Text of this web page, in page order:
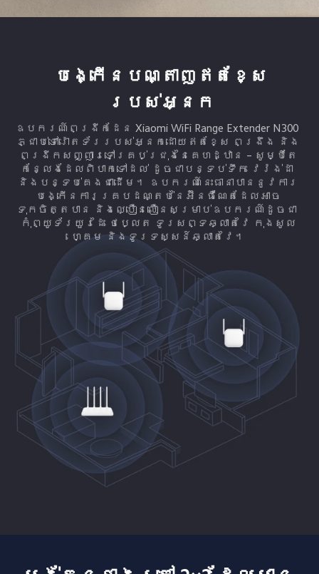
បង្កើនបណ្តាញឥតខ្សែ
របស់អ្នក
ឧបករណ៍ពង្រីកដែន Xiaomi WiFi Range Extender N300
ភ្ជាប់ទៅរ៉ោតទ័ររបស់អ្នកដោយឥតខ្សែ ពង្រឹង និង​
ពង្រីកសញ្ញារទៅគ្រប់ជ្រុងនៃគេហដ្ឋាន – សូម្បី​តែ​
កន្លែងដែលពិបាកទៅដល់ ដូចជាបន្ទប់ទឹក វេរ៉ង់ដា
និងបន្ទប់​គេង​ជាដើម។ ឧបករណ៍នេះធានាបាននូវការ
បង្កើនការគ្របដណ្តប់នៃ​អ៊ីនធឺណែតដែលអាច
ទុកចិត្តបាន និងល្បឿនលឿន​សម្រាប់​ឧបករណ៍ដូចជា
កុំព្យូទ័រយួរដៃ ថេប្លេត ទូរសព្ទឆ្លាតវៃ កុងសូល
ហ្គេម និងទូរទស្សន៍ឆ្លាតវៃ។